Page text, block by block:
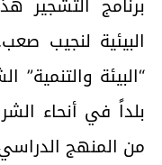
البيئية لنجيب
بلداً في أنحاء
من المنهج